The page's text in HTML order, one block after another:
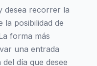
desea recorrer la
la posibilidad de
forma más
una entrada
día que desee